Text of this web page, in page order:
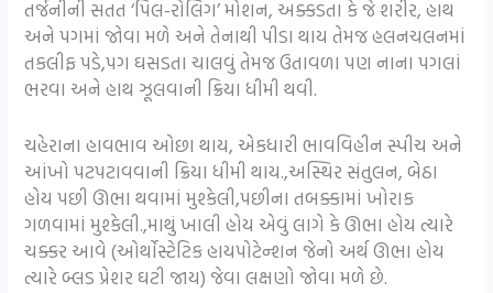
તર્જનીની સતત ‘પિલ-રોલિંગ’ મોશન, અક્કડતા કે જે શરીર, હાથ
અને પગમાં જોવા મળે અને તેનાથી પીડા થાય તેમજ હલનચલનમાં
તકલીફ પડે,પગ ઘસડતા ચાલવું તેમજ ઉતાવળા પણ નાના પગલાં
ભરવા અને હાથ ઝૂલવાની ક્રિયા ધીમી થવી.
ચહેરાના હાવભાવ ઓછા થાય, એકધારી ભાવવિહીન સ્પીચ અને
આંખો પટપટાવવાની ક્રિયા ધીમી થાય.,અસ્થિર સંતુલન, બેઠા
હોય પછી ઊભા થવામાં મુશ્કેલી,પછીના તબક્કામાં ખોરાક
ગળવામાં મુશ્કેલી.,માથું ખાલી હોય એવું લાગે કે ઊભા હોય ત્યારે
ચક્કર આવે (ઓર્થોસ્ટેટિક હાયપોટેન્શન જેનો અર્થ ઊભા હોય
ત્યારે બ્લડ પ્રેશર ઘટી જાય) જેવા લક્ષણો જોવા મળે છે.